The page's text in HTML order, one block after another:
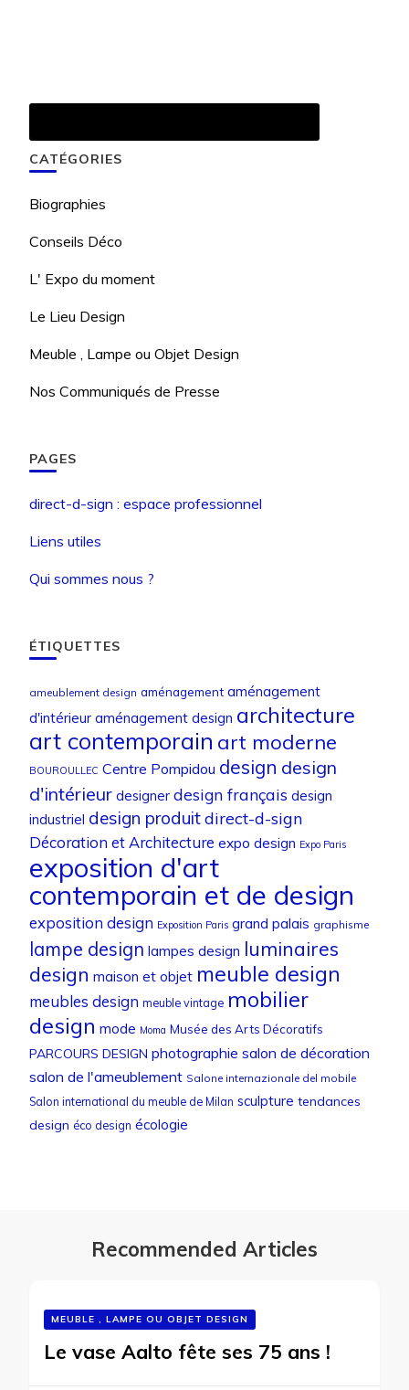
CATÉGORIES
Biographies
Conseils Déco
L' Expo du moment
Le Lieu Design
Meuble , Lampe ou Objet Design
Nos Communiqués de Presse
PAGES
direct-d-sign : espace professionnel
Liens utiles
Qui sommes nous ?
ÉTIQUETTES
ameublement design aménagement aménagement
d'intérieur aménagement design architecture
art contemporain art moderne
BOUROULLEC Centre Pompidou design design
d'intérieur designer design français design
industriel design produitdirect-d-sign
Décoration et Architecture expo design Expo Paris
exposition d'art
contemporain et de design
exposition design Exposition Paris grand palais graphisme
lampe design lampes design luminaires
design maison et objet meuble design
meubles design meuble vintage mobilier
design mode Moma Musée des Arts Décoratifs
PARCOURS DESIGN photographie salon de décoration
salon de l'ameublement Salone internazionale del mobile
Salon international du meuble de Milan sculpture tendances
design éco design écologie
Recommended Articles
MEUBLE , LAMPE OU OBJET DESIGN
Le vase Aalto fête ses 75 ans !